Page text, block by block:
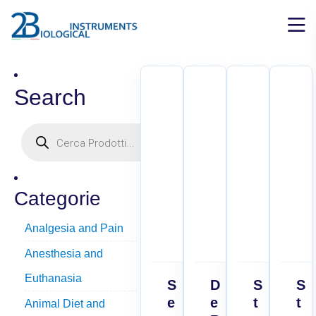
Search
Categorie
Analgesia and Pain
Anesthesia and
Euthanasia
Animal Diet and
S
e
D
e
S
t
S
t